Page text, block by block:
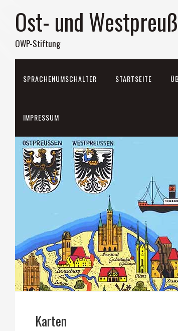
Ost- und
OWP-Stiftung
SPRACHENUMSCHALTER STARTSEITE
IMPRESSUM
Karten